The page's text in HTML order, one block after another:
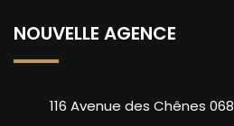
NOUVELLE AGENCE
116 Avenue des Chênes